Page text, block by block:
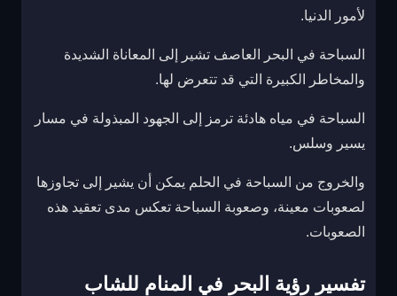
لأمور الدنيا.
السباحة في البحر العاصف تشير إلى المعاناة الشديدة
والمخاطر الكبيرة التي قد تتعرض لها.
السباحة في مياه هادئة ترمز إلى الجهود المبذولة في مسار
يسير وسلس.
والخروج من السباحة في الحلم يمكن أن يشير إلى تجاوزها
لصعوبات معينة، وصعوبة السباحة تعكس مدى تعقيد هذه
الصعوبات.
تفسير رؤية البحر في المنام للشاب